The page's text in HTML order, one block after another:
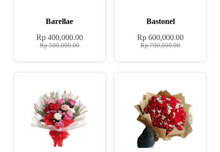
Barellae
Rp500,000.00
Rp400,000.00
Bastonel
Rp700,000.00
Rp 600,000.00